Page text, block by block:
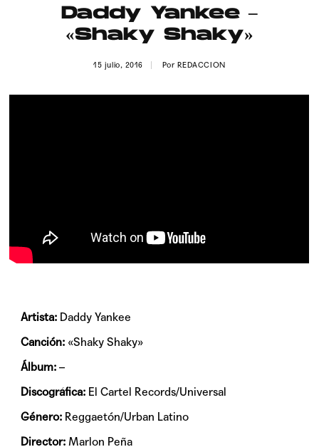
Daddy Yankee –
«Shaky Shaky»
15 julio, 2016 Por REDACCION
Artista: Daddy Yankee
Canción: «Shaky Shaky»
Álbum: –
Discográfica: El Cartel Records/Universal
Género: Reggaetón/Urban Latino
Director:Marlon Peña